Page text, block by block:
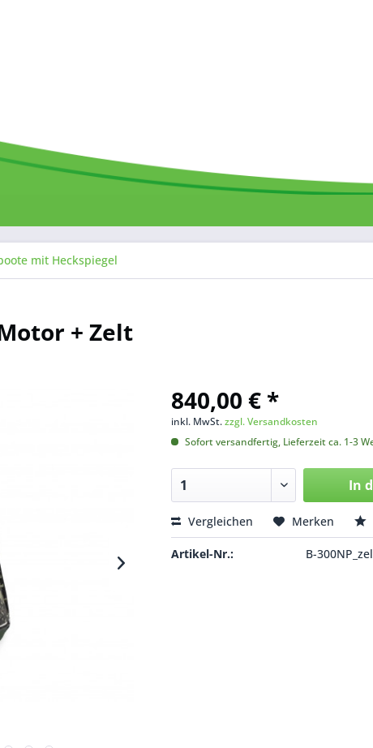
mit Heckspiegel
+ Zelt
840,00 € *
inkl. MwSt.zzgl. Versandkosten
Sofort versandfertig, Lieferzeit ca. 1-3
In
Vergleichen Merken
Artikel-Nr.: B-